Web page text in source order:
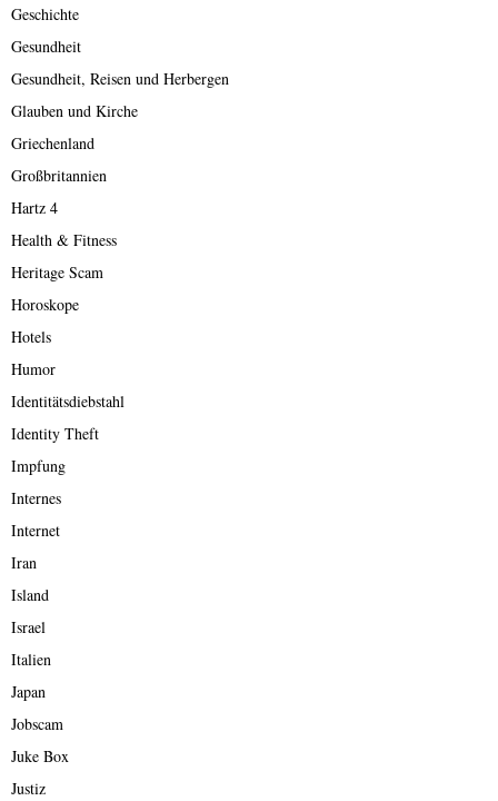
Geschichte
Gesundheit
Gesundheit, Reisen und Herbergen
Glauben und Kirche
Griechenland
Großbritannien
Hartz 4
Health & Fitness
Heritage Scam
Horoskope
Hotels
Humor
Identitätsdiebstahl
Identity Theft
Impfung
Internes
Internet
Iran
Island
Israel
Italien
Japan
Jobscam
Juke Box
Justiz